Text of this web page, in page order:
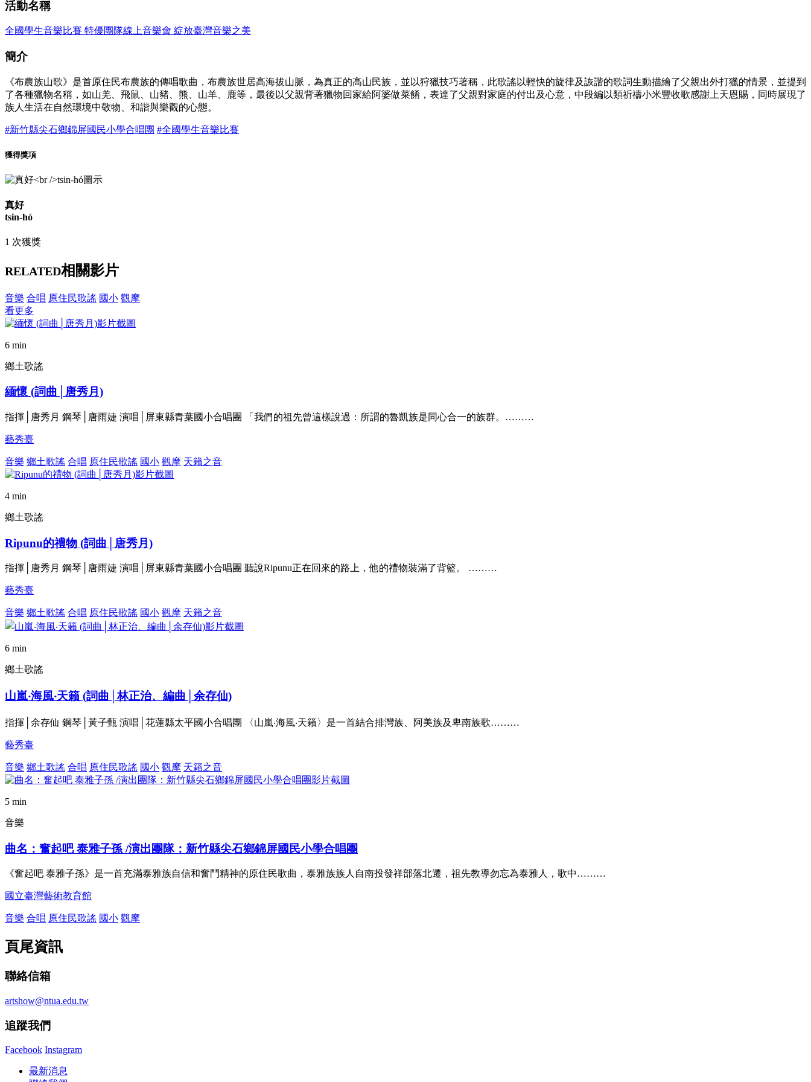
活動名稱
全國學生音樂比賽 特優團隊線上音樂會 綻放臺灣音樂之美
簡介
《布農族山歌》是首原住民布農族的傳唱歌曲，布農族世居高海拔山脈，為真正的高山民族，並以狩獵技巧著稱，此歌謠以輕快的旋律及詼諧的歌詞生動描繪了父親出外打獵的情景，並提到
了各種獵物名稱，如山羌、飛鼠、山豬、熊、山羊、鹿等，最後以父親背著獵物回家給阿婆做菜餚，表達了父親對家庭的付出及心意，中段編以類祈禱小米豐收歌感謝上天恩賜，同時展現了
族人生活在自然環境中敬物、和諧與樂觀的心態。
#新竹縣尖石鄉錦屏國民小學合唱團 #全國學生音樂比賽
獲得獎項
真好
tsin-hó
1 次獲獎
RELATED相關影片
音樂 合唱 原住民歌謠 國小 觀摩
看更多
6 min
鄉土歌謠
緬懷 (詞曲│唐秀月)
指揮│唐秀月 鋼琴│唐雨婕 演唱│屏東縣青葉國小合唱團 「我們的祖先曾這樣說過：所謂的魯凱族是同心合一的族群。………
藝秀臺
音樂 鄉土歌謠 合唱 原住民歌謠 國小 觀摩 天籟之音
4 min
鄉土歌謠
Ripunu的禮物 (詞曲│唐秀月)
指揮│唐秀月 鋼琴│唐雨婕 演唱│屏東縣青葉國小合唱團 聽說Ripunu正在回來的路上，他的禮物裝滿了背籃。 ………
藝秀臺
音樂 鄉土歌謠 合唱 原住民歌謠 國小 觀摩 天籟之音
6 min
鄉土歌謠
山嵐‧海風‧天籟 (詞曲│林正治、編曲│余存仙)
指揮│余存仙 鋼琴│黃子甄 演唱│花蓮縣太平國小合唱團 〈山嵐‧海風‧天籟〉是一首結合排灣族、阿美族及卑南族歌………
藝秀臺
音樂 鄉土歌謠 合唱 原住民歌謠 國小 觀摩 天籟之音
5 min
音樂
曲名：奮起吧 泰雅子孫 /演出團隊：新竹縣尖石鄉錦屏國民小學合唱團
《奮起吧 泰雅子孫》是一首充滿泰雅族自信和奮鬥精神的原住民歌曲，泰雅族族人自南投發祥部落北遷，祖先教導勿忘為泰雅人，歌中………
國立臺灣藝術教育館
音樂 合唱 原住民歌謠 國小 觀摩
頁尾資訊
聯絡信箱
artshow@ntua.edu.tw
追蹤我們
Facebook Instagram
最新消息